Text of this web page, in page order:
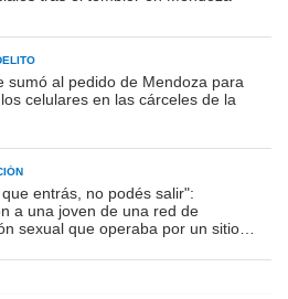
sumó al pedido de Mendoza para
celulares en las cárceles de la
entrás, no podés salir":
a una joven de una red de
sexual que operaba por un sitio